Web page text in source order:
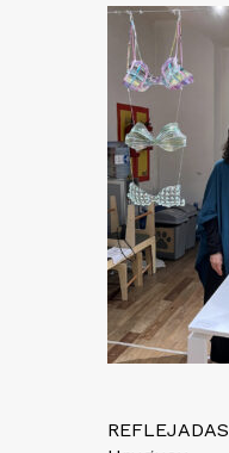
REFLEJADAS